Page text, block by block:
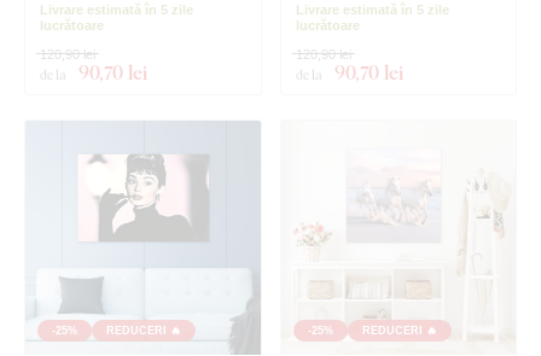
Livrare estimată în 5 zile
lucrătoare
de la 90,70 lei
120,90 lei
Livrare estimată în 5 zile
lucrătoare
de la 90,70 lei
120,90 lei
-25% REDUCERI 🔥 -25% REDUCERI 🔥